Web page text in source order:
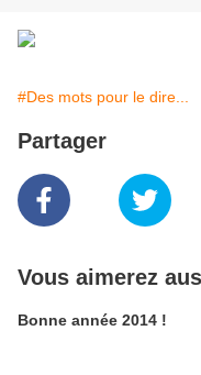
#Des mots pour le dire...
Partager
Vous aimerez
Bonne année 2014 !